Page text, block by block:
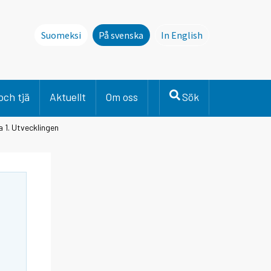
Suomeksi På svenska
In English
tjä Aktuellt Om oss Sök
1. Utvecklingen